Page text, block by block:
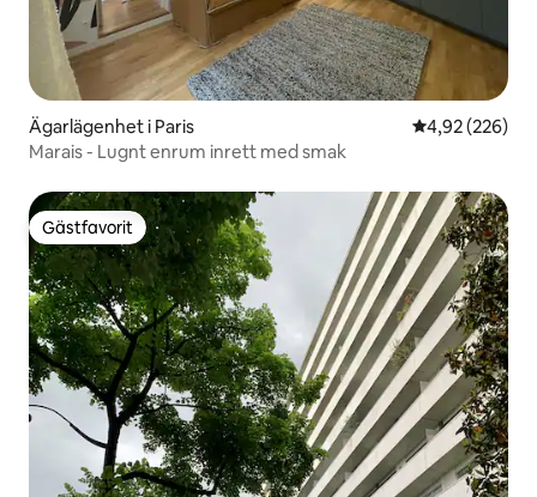
Ägarlägenhet i Paris 4,92 av 5 i
4,92 (226)
Marais - Lugnt enrum inrett med smak
Gästfavorit
Gästfavorit